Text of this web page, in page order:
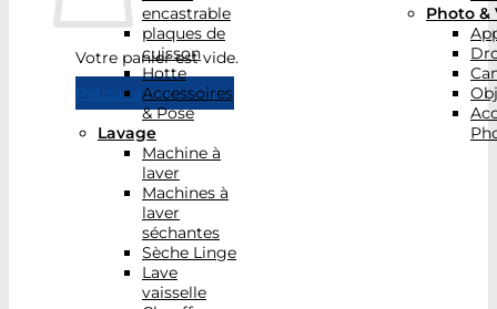
Votre panier est vide.
Retour à la boutique
encastrable
plaques de
cuisson
Hotte
Accessoires
& Pose
Lavage
Machine à
laver
Machines à
laver
séchantes
Sèche Linge
Lave
vaisselle
Photo &